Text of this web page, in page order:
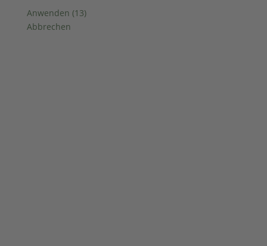
Anwenden (13)
Abbrechen